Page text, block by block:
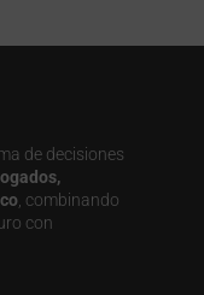
de decisiones
, combinando
con